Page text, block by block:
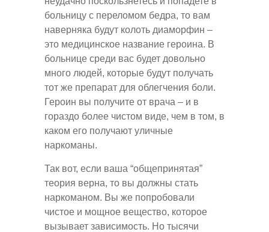
больницу с переломом бедра, то вам
наверняка будут колоть диаморфин –
это медицинское название героина. В
больнице среди вас будет довольно
много людей, которые будут получать
тот же препарат для облегчения боли.
Героин вы получите от врача – и в
гораздо более чистом виде, чем в том, в
каком его получают уличные
наркоманы.
Так вот, если ваша “общепринятая”
теория верна, то вы должны стать
наркоманом. Вы же попробовали
чистое и мощное вещество, которое
вызывает зависимость. Но тысячи